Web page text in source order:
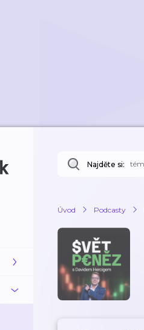
Najděte si:
Úvod Podcasty